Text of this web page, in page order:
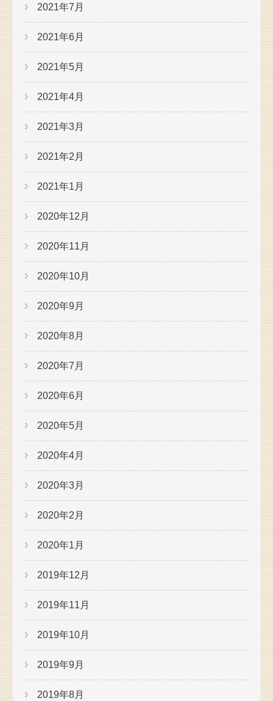
2021年7月
2021年6月
2021年5月
2021年4月
2021年3月
2021年2月
2021年1月
2020年12月
2020年11月
2020年10月
2020年9月
2020年8月
2020年7月
2020年6月
2020年5月
2020年4月
2020年3月
2020年2月
2020年1月
2019年12月
2019年11月
2019年10月
2019年9月
2019年8月